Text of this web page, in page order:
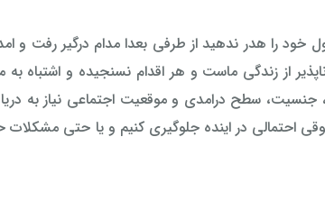
را هدر ندهید از طرفی بعدا مدام درگیر رفت و امد
از زندگی ماست و هر اقدام نسنجیده و اشتباه به
جنسیت، سطح درامدی و موقعیت اجتماعی نیاز به
احتمالی در اینده جلوگیری کنیم و یا حتی